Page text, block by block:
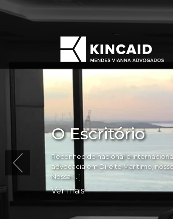
O Escritório
Reconhecido nacional e
advocacia em Direito Marítimo,
Nossa […]
Ver mais